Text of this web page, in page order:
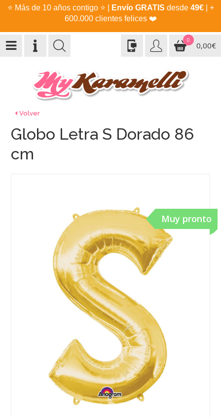
⭐ Más de 10 años contigo ⭐ Envío GRATIS desde 49€| +
600.000 clientes felices ❤️
0
0,00€
Volver
Muy pronto
Globo Letra S Dorado 86
cm